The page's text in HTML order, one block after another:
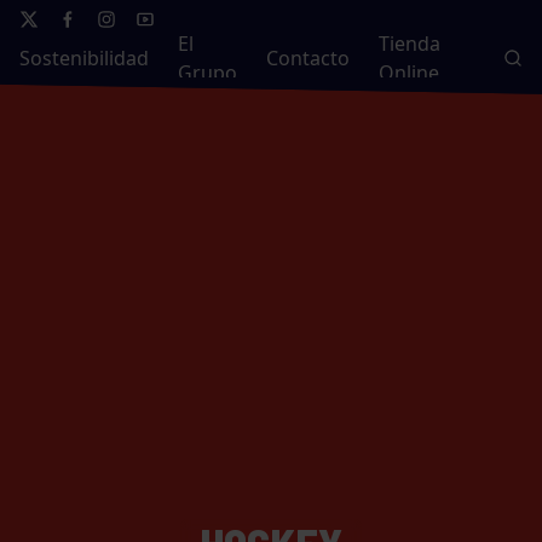
Sostenibilidad
El
Grupo
Contacto
Tienda
Online